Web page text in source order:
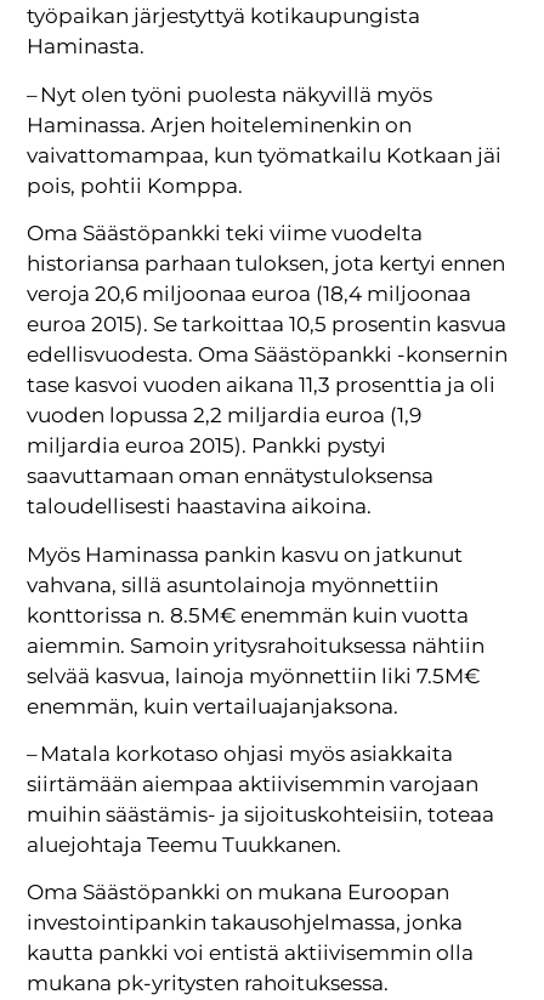
työpaikan järjestyttyä kotikaupungista
Haminasta.
– Nyt olen työni puolesta näkyvillä myös
Haminassa. Arjen hoiteleminenkin on
vaivattomampaa, kun työmatkailu Kotkaan jäi
pois, pohtii Komppa.
Oma Säästöpankki teki viime vuodelta
historiansa parhaan tuloksen, jota kertyi ennen
veroja 20,6 miljoonaa euroa (18,4 miljoonaa
euroa 2015). Se tarkoittaa 10,5 prosentin kasvua
edellisvuodesta. Oma Säästöpankki -konsernin
tase kasvoi vuoden aikana 11,3 prosenttia ja oli
vuoden lopussa 2,2 miljardia euroa (1,9
miljardia euroa 2015). Pankki pystyi
saavuttamaan oman ennätystuloksensa
taloudellisesti haastavina aikoina.
Myös Haminassa pankin kasvu on jatkunut
vahvana, sillä asuntolainoja myönnettiin
konttorissa n. 8.5M€ enemmän kuin vuotta
aiemmin. Samoin yritysrahoituksessa nähtiin
selvää kasvua, lainoja myönnettiin liki 7.5M€
enemmän, kuin vertailuajanjaksona.
– Matala korkotaso ohjasi myös asiakkaita
siirtämään aiempaa aktiivisemmin varojaan
muihin säästämis- ja sijoituskohteisiin, toteaa
aluejohtaja Teemu Tuukkanen.
Oma Säästöpankki on mukana Euroopan
investointipankin takausohjelmassa, jonka
kautta pankki voi entistä aktiivisemmin olla
mukana pk-yritysten rahoituksessa.